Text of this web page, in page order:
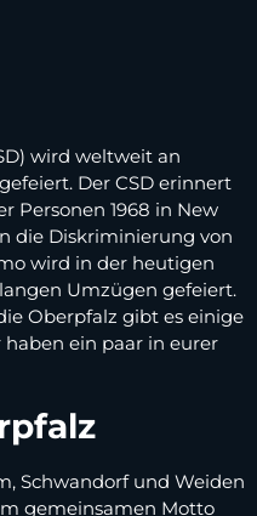
wird weltweit an
Der CSD erinnert
Personen 1968 in New
die Diskriminierung von
wird in der heutigen
Umzügen gefeiert.
Oberpfalz gibt es einige
haben ein paar in eurer
Schwandorf und Weiden
gemeinsamen Motto